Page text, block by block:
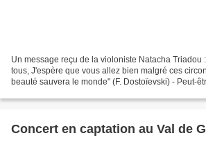
Un message reçu de la violoniste Natacha Triadou
tous, J'espère que vous allez bien malgré ces
beauté sauvera le monde" (F. Dostoïevski) - Peut-
Concert en captation au Val de